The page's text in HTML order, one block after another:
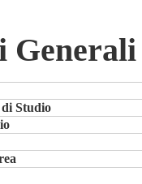
Generali
Studio